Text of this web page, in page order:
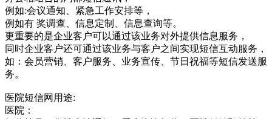
例如:会议通知、紧急工作安排等，
例如有 奖调查、信息定制、信息查询等。
更重要的是企业客户可以通过该业务对外提供信息服务，
同时企业客户还可通过该业务与客户之间实现短信互动服务，
如：会员营销、客户服务、业务宣传、节日祝福等短信发送服
务。
医院短信网用途:
医院：